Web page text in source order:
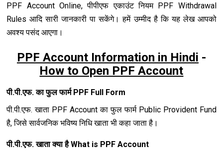
PPF Account Online, पीपीएफ एकाउंट नियम PPF Withdrawal
Rules आदि सारी जानकारी पा सकेंगे। हमें उम्मीद है कि यह लेख आपको
अवश्य पसंद आएगा।
PPF Account Information in Hindi -
How to Open PPF Account
पी.पी.एफ. का फुल फार्म PPF Full Form
पी.पी.एफ. खाता PPF Account का फुल फार्म Public Provident Fund
है, जिसे सार्वजनिक भविष्‍य निधि खाता भी कहा जाता है।
पी.पी.एफ. खाता क्‍या है What is PPF Account